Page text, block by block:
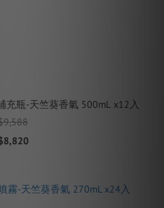
充瓶-天竺葵香氣 500mL x12入